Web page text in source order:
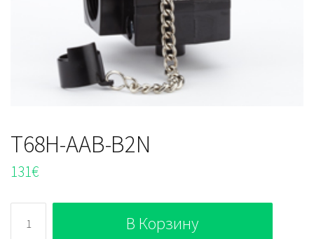
T68H-AAB-B2N
131€
T68H-
В Корзину